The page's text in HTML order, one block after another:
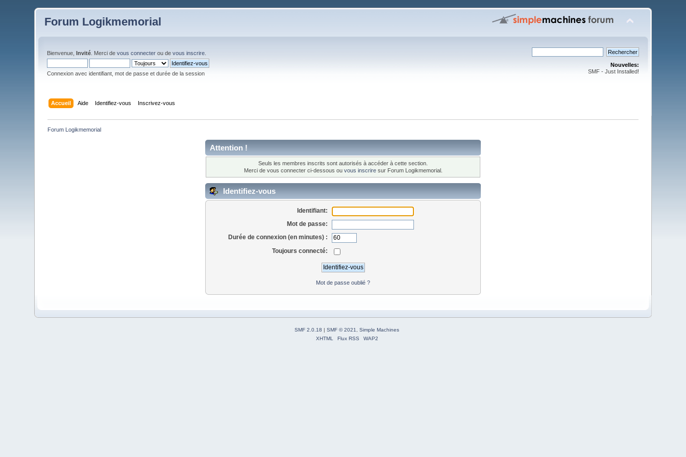
Forum Logikmemorial
Bienvenue,Invité . Merci devous connecter ou devous inscrire
Connexion avec identifiant, mot de passe et durée de la session
Nouvelles:
SMF - Just Installed!
Accueil Aide Identifiez-vous Inscrivez-vous
Forum Logikmemorial
Attention !
Seuls les membres inscrits sont autorisés à accéder à cette section.
Merci de vous connecter ci-dessous ou vous inscriresur Forum Logikmemorial.
Identifiez-vous
Identifiant:
Mot de passe:
Durée de connexion (en minutes) :
Toujours connecté:
Mot de passe oublié ?
SMF 2.0.18 | SMF © 2021
Simple Machines
XHTML
Flux RSS WAP2